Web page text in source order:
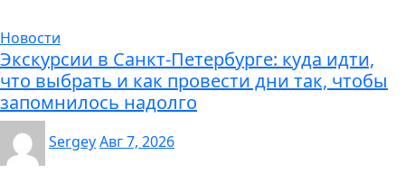
Новости
Экскурсии в Санкт-Петербурге: куда идти,
что выбрать и как провести дни так, чтобы
запомнилось надолго
SergeyАвг 7, 2026